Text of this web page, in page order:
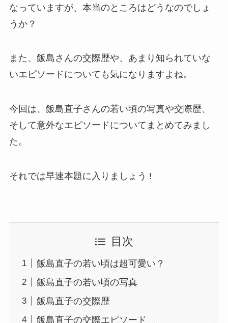
なっていますが、本当のところはどうなのでしょ
うか？
また、飯島さんの交際歴や、あまり知られていな
いエピソードについても気になりますよね。
今回は、飯島直子さんの若い頃の写真や交際歴、
そして意外なエピソードについてまとめてみまし
た。
それでは早速本題に入りましょう !
目次
飯島直子の若い頃は超可愛い？
飯島直子の若い頃の写真
飯島直子の交際歴
飯島直子の交際エピソード